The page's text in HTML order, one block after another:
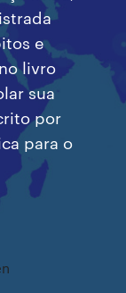
e
livro
sua
por
para o